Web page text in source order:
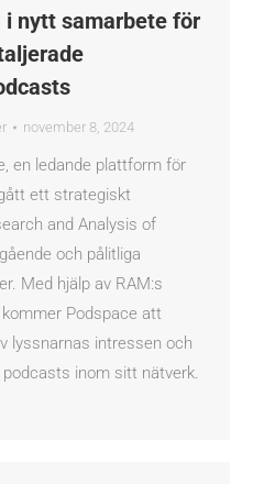
i nytt samarbete för
november 8, 2024
en ledande plattform för
ett strategiskt
and Analysis of
och pålitliga
Med hjälp av RAM:s
Podspace att
lyssnarnas intressen och
inom sitt nätverk.